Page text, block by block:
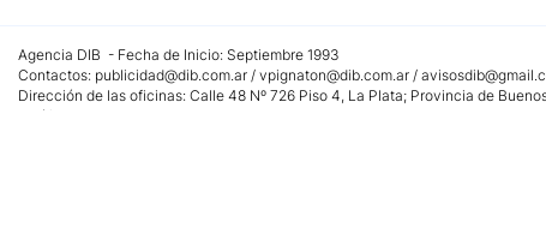
Agencia DIB - Fecha de Inicio: Septiembre 1993
Contactos: publicidad@dib.com.ar / vpignaton@dib.com.ar /
Dirección de las oficinas: Calle 48 Nº 726 Piso 4, La Plata; Provincia de
Teléfono: +5492215022421 - Whatsapp: +5492215031783